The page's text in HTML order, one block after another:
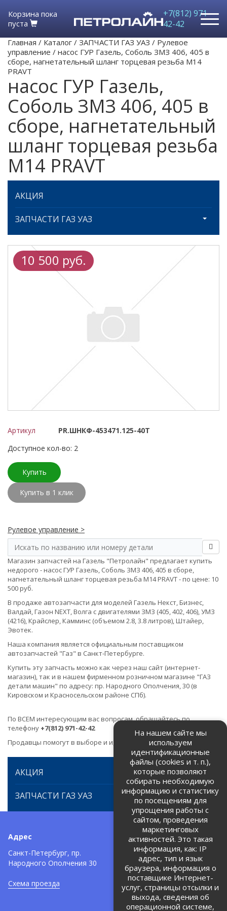
Корзина пока
пуста
+7(812) 971-
42-42
Главная / Каталог / ЗАПЧАСТИ ГАЗ УАЗ / Рулевое
управление / насос ГУР Газель, Соболь ЗМЗ 406, 405 в
сборе, нагнетательный шланг торцевая резьба М14
PRAVT
насос ГУР Газель,
Соболь ЗМЗ 406, 405 в
сборе, нагнетательный
шланг торцевая резьба
М14 PRAVT
АКЦИЯ
ЗАПЧАСТИ ГАЗ УАЗ
10 500 руб.
Артикул
PR.ШНКФ-453471.125-40Т
Доступное кол-во: 2
Купить
Купить в 1 клик
Рулевое управление >
Магазин запчастей на Газель "Петролайн" предлагает купить
недорого - насос ГУР Газель, Соболь ЗМЗ 406, 405 в сборе,
нагнетательный шланг торцевая резьба М14 PRAVT - по цене: 10
500 руб.
В продаже автозапчасти для моделей Газель Некст, Бизнес,
Валдай, Газон NEXT, Волга с двигателями ЗМЗ (405, 402, 406), УМЗ
(4216), Крайслер, Камминс (объемом 2.8, 3.8 литров), Штайер,
Эвотек.
Наша компания является официальным поставщиком
автозапчастей "Газ" в Санкт-Петербурге.
Купить эту запчасть можно как через наш сайт (интернет-
магазин), так и в нашем фирменном розничном магазине "ГАЗ
детали машин" по адресу: пр. Народного Ополчения, 30 (в
Кировском и Красносельском районе СПб).
По ВСЕМ интересующим вас вопросам, обращайтесь по
телефону +7(812) 971-42-42
Продавцы помогут в выборе и идентификации товара.
АКЦИЯ
ЗАПЧАСТИ ГАЗ УАЗ
Адрес
Санкт-Петербург, пр.
Народного Ополчения 30
Схема проезда
Телефоны:
+7 (812) 971-42-42
Политика об обработке и
защите персональных данных
Соглашение на обработку
персональных данных
На нашем сайте мы
используем
идентификационные
файлы (cookies и т. п.),
которые позволяют
собирать необходимую
информацию и статистику
по посещениям для
упрощения работы с
сайтом, проведения
маркетинговых
активностей. Это такая
информация, как: IP
адрес, тип и язык
браузера, информация о
поставщике Интернет-
услуг, страницы отсылки и
выхода, сведения об
операционной системе,